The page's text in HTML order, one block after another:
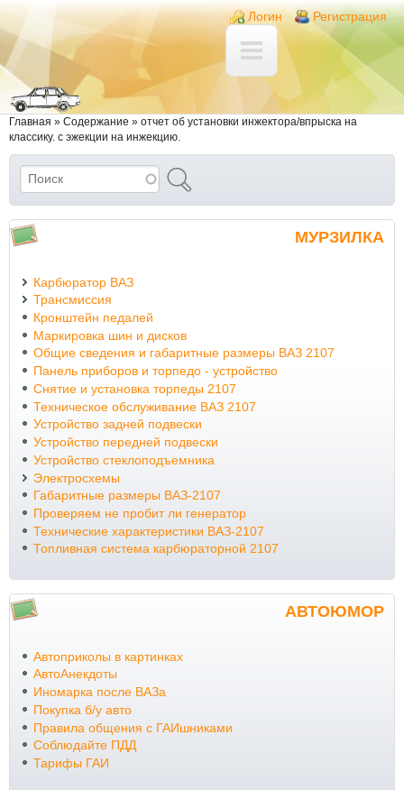
Перейти к основному содержанию
Skip to search
Login links
Логин Регистрация
Вы здесь
Главная » Содержание » отчет об установки инжектора/впрыска на
классику. с эжекции на инжекцию.
Форма поиска
Поиск
МУРЗИЛКА
Карбюратор ВАЗ
Трансмиссия
Кронштейн педалей
Маркировка шин и дисков
Общие сведения и габаритные размеры ВАЗ 2107
Панель приборов и торпедо - устройство
Снятие и установка торпеды 2107
Техническое обслуживание ВАЗ 2107
Устройство задней подвески
Устройство передней подвески
Устройство стеклоподъемника
Электросхемы
Габаритные размеры ВАЗ-2107
Проверяем не пробит ли генератор
Технические характеристики ВАЗ-2107
Топливная система карбюраторной 2107
АВТОЮМОР
Автоприколы в картинках
АвтоАнекдоты
Иномарка после ВАЗа
Покупка б/у авто
Правила общения с ГАИшниками
Соблюдайте ПДД
Тарифы ГАИ